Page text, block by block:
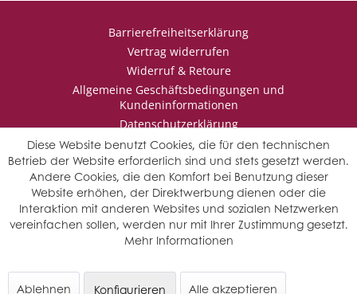
Barrierefreiheitserklärung
Vertrag widerrufen
Widerruf & Retoure
Allgemeine Geschäftsbedingungen und
Kundeninformationen
Datenschutzerklärung
Impressum
* Wir behalten uns vor den Jahrgang auszuwählen, sollten mehrere
Jahrgänge verfügbar sein.
© Saffers WinzerWelt - alle Rechte vorbehalten
Diese Website benutzt Cookies, die für den technischen
Betrieb der Website erforderlich sind und stets gesetzt werden.
Andere Cookies, die den Komfort bei Benutzung dieser
Website erhöhen, der Direktwerbung dienen oder die
Interaktion mit anderen Websites und sozialen Netzwerken
vereinfachen sollen, werden nur mit Ihrer Zustimmung gesetzt.
Mehr Informationen
Ablehnen Alle akzeptieren
Konfigurieren